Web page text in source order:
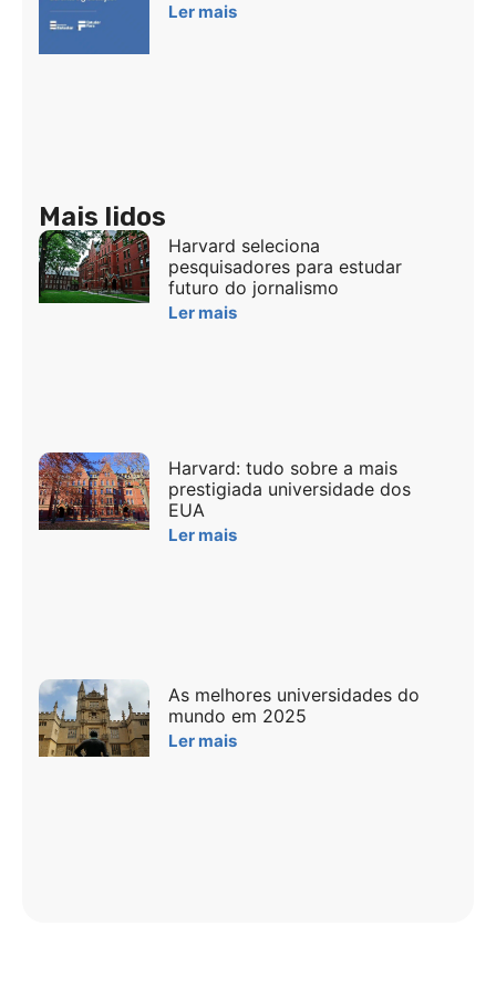
Ler mais
Mais lidos
Harvard seleciona
pesquisadores para estudar
futuro do jornalismo
Ler mais
Harvard: tudo sobre a mais
prestigiada universidade dos
EUA
Ler mais
As melhores universidades do
mundo em 2025
Ler mais